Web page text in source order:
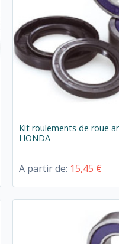
Kit roulements de roue
HONDA
A partir de: 15,45 €